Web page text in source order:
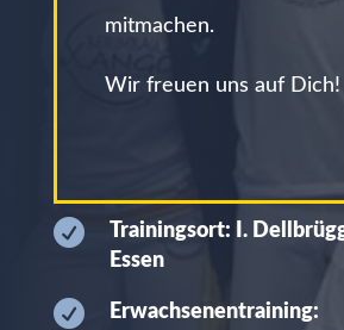
mitmachen.
Wir freuen uns auf Dich!

Trainingsort: I.
Essen
 Erwachsenentraining: